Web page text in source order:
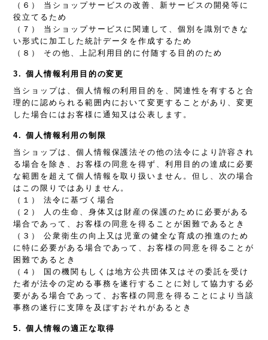
（６） 当ショップサービスの改善、新サービスの開発等に
役立てるため
（７） 当ショップサービスに関連して、個別を識別できな
い形式に加工した統計データを作成するため
（８） その他、上記利用目的に付随する目的のため
3. 個人情報利用目的の変更
当ショップは、個人情報の利用目的を、関連性を有すると合
理的に認められる範囲内において変更することがあり、変更
した場合にはお客様に通知又は公表します。
4. 個人情報利用の制限
当ショップは、個人情報保護法その他の法令により許容され
る場合を除き、お客様の同意を得ず、利用目的の達成に必要
な範囲を超えて個人情報を取り扱いません。但し、次の場合
はこの限りではありません。
（１） 法令に基づく場合
（２） 人の生命、身体又は財産の保護のために必要がある
場合であって、お客様の同意を得ることが困難であるとき
（３） 公衆衛生の向上又は児童の健全な育成の推進のため
に特に必要がある場合であって、お客様の同意を得ることが
困難であるとき
（４） 国の機関もしくは地方公共団体又はその委託を受け
た者が法令の定める事務を遂行することに対して協力する必
要がある場合であって、お客様の同意を得ることにより当該
事務の遂行に支障を及ぼすおそれがあるとき
5. 個人情報の適正な取得